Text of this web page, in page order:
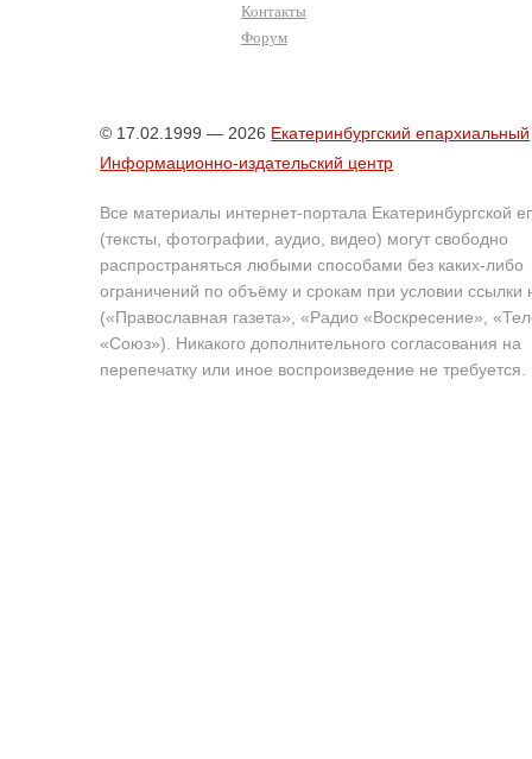
Контакты
Форум
© 17.02.1999 — 2026 Екатеринбургский епархиальный
Информационно-издательский центр
Все материалы интернет-портала Екатеринбургской
(тексты, фотографии, аудио, видео) могут свободно
распространяться любыми способами без каких-либо
ограничений по объёму и срокам при условии ссылки
(«Православная газета», «Радио «Воскресение»,
«Союз»). Никакого дополнительного согласования на
перепечатку или иное воспроизведение не требуется.